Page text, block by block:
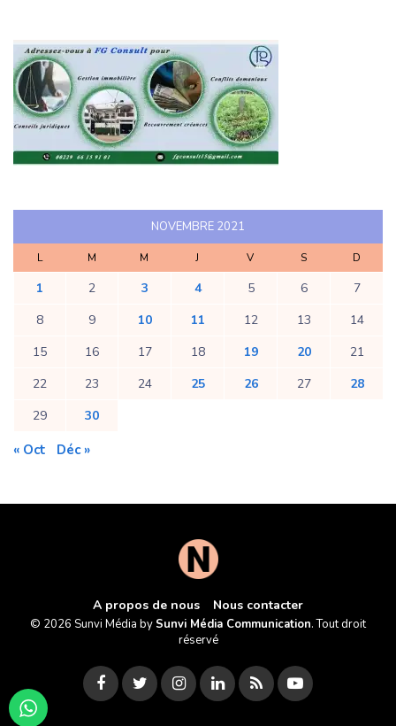
NOVEMBRE 2021
L M M J V S D
1 2 3 4 5 6
7
8
9 10 11 12 13
14
15
16 17 18 19 20
21
22
23 24 25 26 27
28
29
30
« Oct Déc »
A propos de nous Nous contacter
© 2026 Sunvi Média by Sunvi Média Communication. Tout droit
réservé